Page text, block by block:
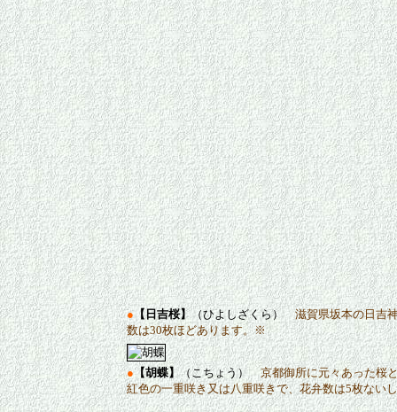
● 【日吉桜】（ひよしざくら）滋賀県坂本の日吉神
数は30枚ほどあります。※
●【胡蝶】（こちょう）京都御所に元々あった桜と
紅色の一重咲き又は八重咲きで、花弁数は5枚ない